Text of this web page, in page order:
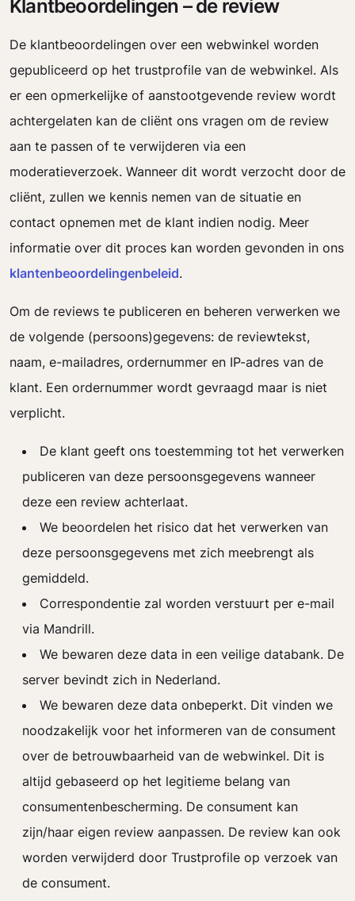
Klantbeoordelingen – de review
De klantbeoordelingen over een webwinkel worden
gepubliceerd op het trustprofile van de webwinkel. Als
er een opmerkelijke of aanstootgevende review wordt
achtergelaten kan de cliënt ons vragen om de review
aan te passen of te verwijderen via een
moderatieverzoek. Wanneer dit wordt verzocht door de
cliënt, zullen we kennis nemen van de situatie en
contact opnemen met de klant indien nodig. Meer
informatie over dit proces kan worden gevonden in ons
klantenbeoordelingenbeleid.
Om de reviews te publiceren en beheren verwerken we
de volgende (persoons)gegevens: de reviewtekst,
naam, e-mailadres, ordernummer en IP-adres van de
klant. Een ordernummer wordt gevraagd maar is niet
verplicht.
De klant geeft ons toestemming tot het verwerken
publiceren van deze persoonsgegevens wanneer
deze een review achterlaat.
We beoordelen het risico dat het verwerken van
deze persoonsgegevens met zich meebrengt als
gemiddeld.
Correspondentie zal worden verstuurt per e-mail
via Mandrill.
We bewaren deze data in een veilige databank. De
server bevindt zich in Nederland.
We bewaren deze data onbeperkt. Dit vinden we
noodzakelijk voor het informeren van de consument
over de betrouwbaarheid van de webwinkel. Dit is
altijd gebaseerd op het legitieme belang van
consumentenbescherming. De consument kan
zijn/haar eigen review aanpassen. De review kan ook
worden verwijderd door Trustprofile op verzoek van
de consument.